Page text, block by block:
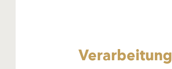
Verarbeitung